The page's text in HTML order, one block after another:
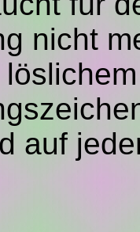
nicht
auf